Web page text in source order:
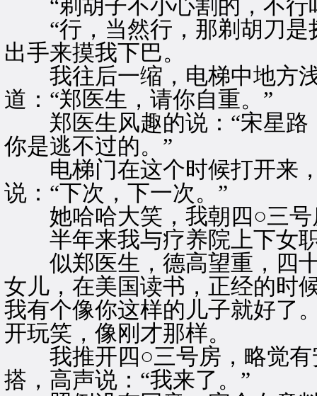
“剃胡子不小心割的，不行
“行，当然行，那剃胡刀是
出手来摸我下巴。
我往后一缩，电梯中地方浅
道：“郑医生，请你自重。”
郑医生风趣的说：“宋星路
你是逃不过的。”
电梯门在这个时候打开来，
说：“下次，下一次。”
她哈哈大笑，我朝四○三号
半年来我与疗养院上下女
似郑医生，德高望重，四十
女儿，在美国读书，正经的时
我有个像你这样的儿子就好了
开玩笑，像刚才那样。
我推开四○三号房，略觉有
搭，高声说：“我来了。”